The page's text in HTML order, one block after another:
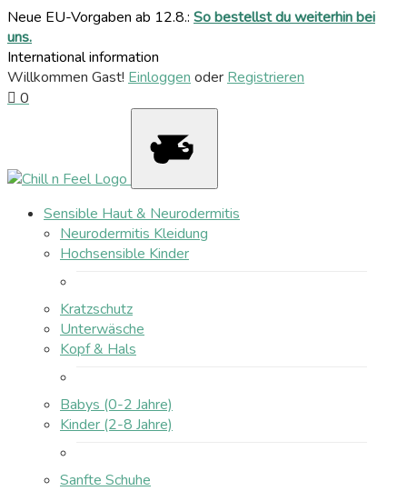
Neue EU-Vorgaben ab 12.8.: So bestellst du weiterhin bei
uns.
International information
Willkommen Gast! Einloggen oder Registrieren
0
Sensible Haut & Neurodermitis
Neurodermitis Kleidung
Hochsensible Kinder
Kratzschutz
Unterwäsche
Kopf & Hals
Babys (0-2 Jahre)
Kinder (2-8 Jahre)
Sanfte Schuhe